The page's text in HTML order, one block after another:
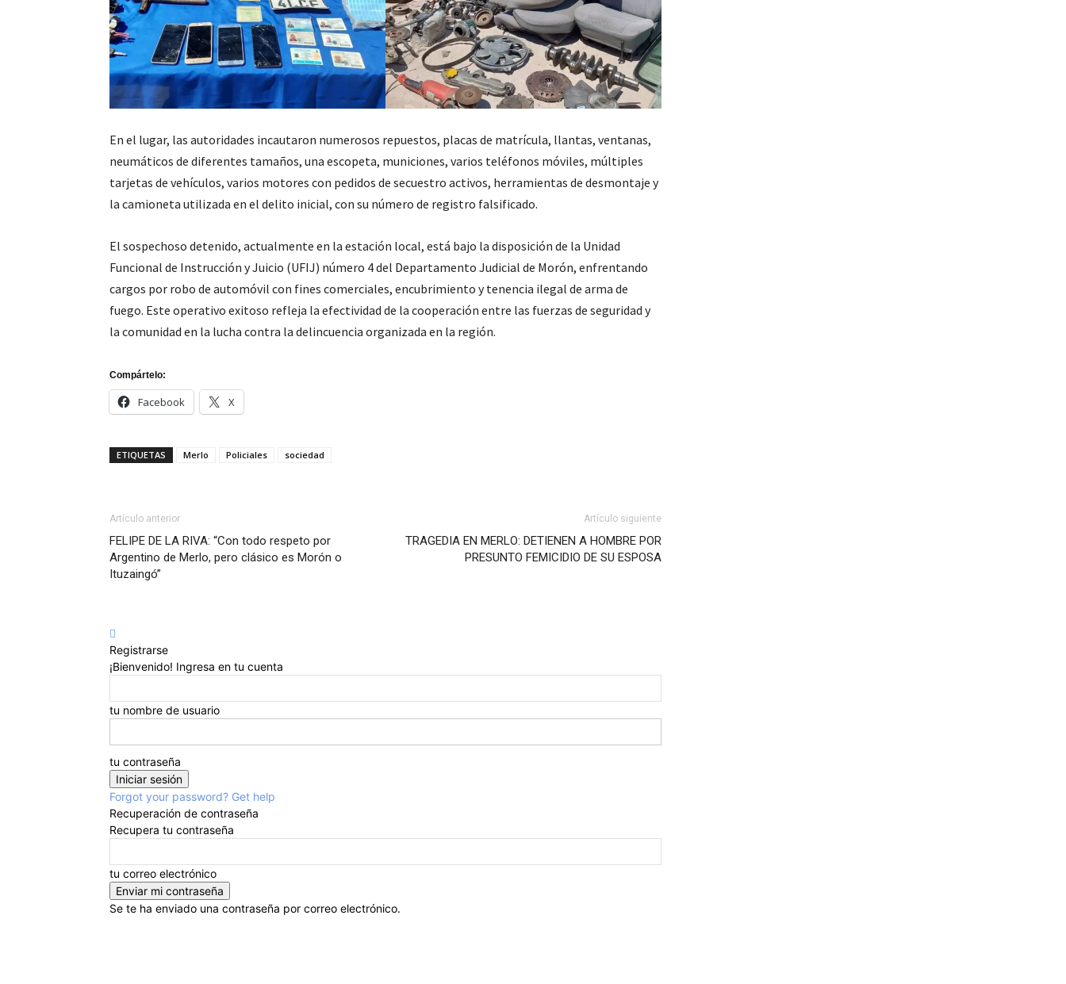
En el lugar, las autoridades incautaron numerosos repuestos, placas de matrícula, llantas, ventanas,
neumáticos de diferentes tamaños, una escopeta, municiones, varios teléfonos móviles, múltiples
tarjetas de vehículos, varios motores con pedidos de secuestro activos, herramientas de desmontaje y
la camioneta utilizada en el delito inicial, con su número de registro falsificado.
El sospechoso detenido, actualmente en la estación local, está bajo la disposición de la Unidad
Funcional de Instrucción y Juicio (UFIJ) número 4 del Departamento Judicial de Morón, enfrentando
cargos por robo de automóvil con fines comerciales, encubrimiento y tenencia ilegal de arma de
fuego. Este operativo exitoso refleja la efectividad de la cooperación entre las fuerzas de seguridad y
la comunidad en la lucha contra la delincuencia organizada en la región.
Compártelo:
Facebook X
ETIQUETAS Merlo Policiales sociedad
Artículo anterior
FELIPE DE LA RIVA: “Con todo respeto por
Argentino de Merlo, pero clásico es Morón o
Ituzaingó”
Artículo siguiente
TRAGEDIA EN MERLO: DETIENEN A HOMBRE POR
PRESUNTO FEMICIDIO DE SU ESPOSA
Registrarse
¡Bienvenido! Ingresa en tu cuenta
tu nombre de usuario
tu contraseña
Forgot your password? Get help
Recuperación de contraseña
Recupera tu contraseña
tu correo electrónico
Se te ha enviado una contraseña por correo electrónico.